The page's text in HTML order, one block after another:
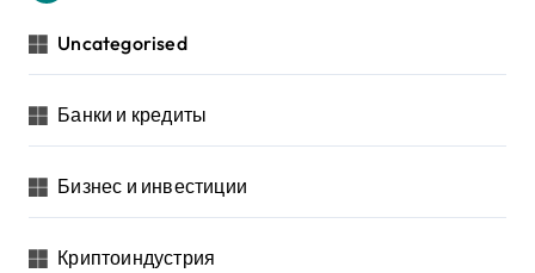
Uncategorised
Банки и кредиты
Бизнес и инвестиции
Криптоиндустрия